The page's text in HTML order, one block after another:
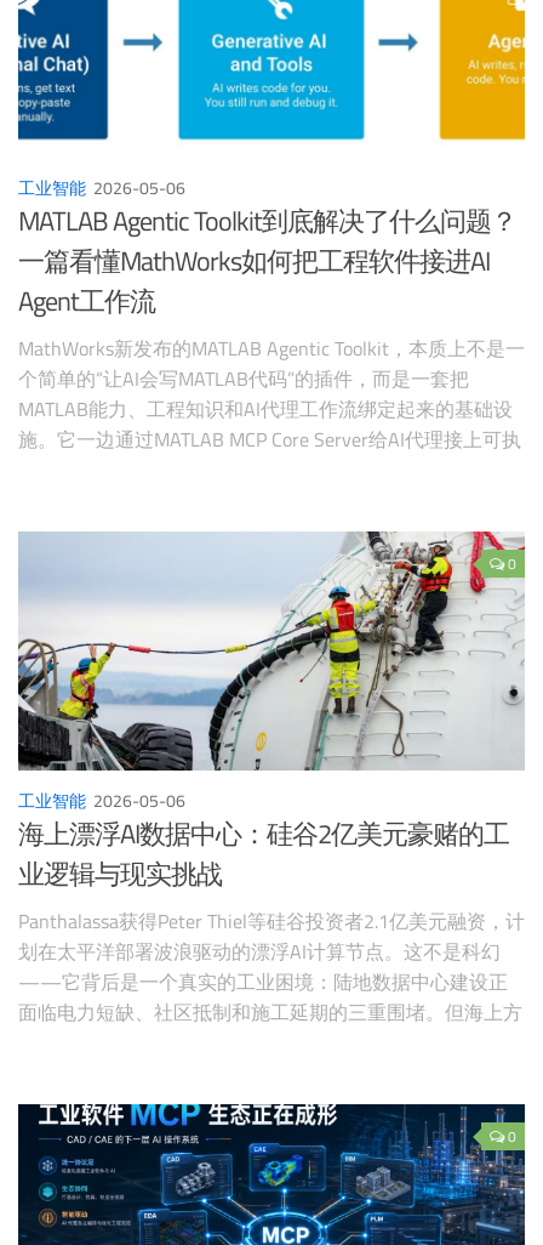
工业智能 2026-05-06
MATLAB Agentic Toolkit到底解决了什么问题？
一篇看懂MathWorks如何把工程软件接进AI
Agent工作流
MathWorks新发布的MATLAB Agentic Toolkit，本质上不是一
个简单的“让AI会写MATLAB代码”的插件，而是一套把
MATLAB能力、工程知识和AI代理工作流绑定起来的基础设
施。它一边通过MATLAB MCP Core Server给AI代理接上可执
接近真实工程团队的方式完成建模、测试、诊断、应用开发
0
工业智能 2026-05-06
海上漂浮AI数据中心：硅谷2亿美元豪赌的工
业逻辑与现实挑战
Panthalassa获得Peter Thiel等硅谷投资者2.1亿美元融资，计
划在太平洋部署波浪驱动的漂浮AI计算节点。这不是科幻
——它背后是一个真实的工业困境：陆地数据中心建设正
面临电力短缺、社区抵制和施工延期的三重围堵。但海上方
0